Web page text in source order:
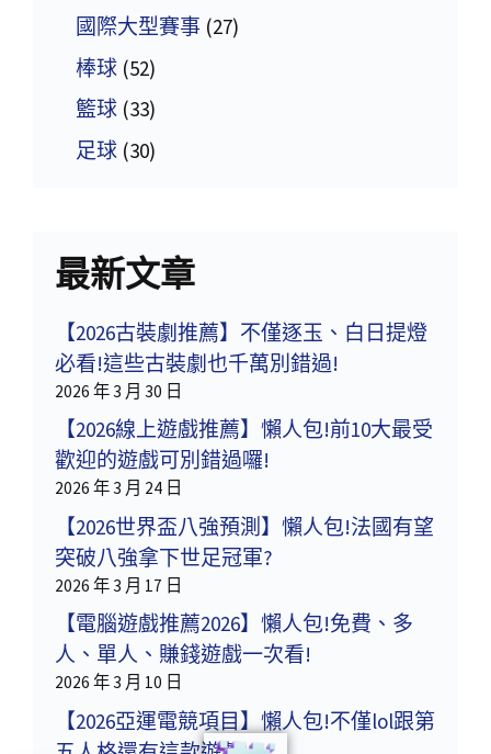
國際大型賽事 (27)
棒球 (52)
籃球 (33)
足球 (30)
最新文章
【2026古裝劇推薦】不僅逐玉、白日提燈
必看!這些古裝劇也千萬別錯過!
2026 年 3 月 30 日
【2026線上遊戲推薦】懶人包!前10大最受
歡迎的遊戲可別錯過囉!
2026 年 3 月 24 日
【2026世界盃八強預測】懶人包!法國有望
突破八強拿下世足冠軍?
2026 年 3 月 17 日
【電腦遊戲推薦2026】懶人包!免費、多
人、單人、賺錢遊戲一次看!
2026 年 3 月 10 日
【2026亞運電競項目】懶人包!不僅lol跟第